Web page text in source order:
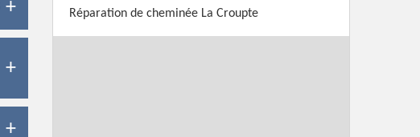
Réparation de cheminée La Croupte